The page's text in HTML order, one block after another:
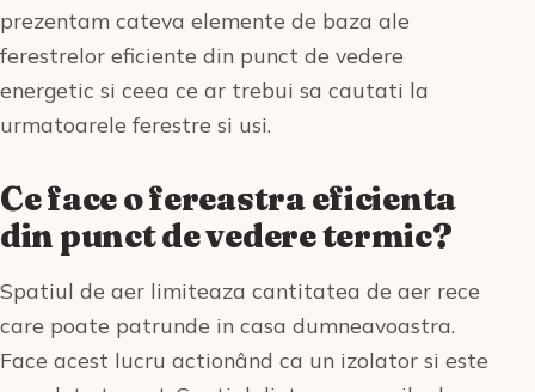
prezentam cateva elemente de baza ale
ferestrelor eficiente din punct de vedere
energetic si ceea ce ar trebui sa cautati la
urmatoarele ferestre si usi.
Ce face o fereastra eficienta
din punct de vedere termic?
Spatiul de aer limiteaza cantitatea de aer rece
care poate patrunde in casa dumneavoastra.
Face acest lucru actionând ca un izolator si este